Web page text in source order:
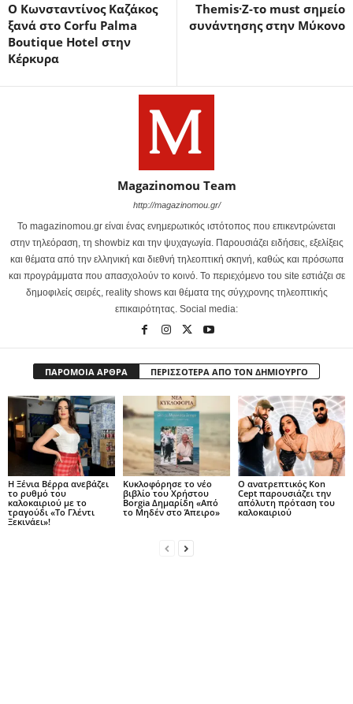
Ο Kωνσταντίνος Καζάκος
ξανά στο Corfu Palma
Boutique Hotel στην
Κέρκυρα
Themis·Z-το must σημείο
συνάντησης στην Μύκονο
Magazinomou Team
http://magazinomou.gr/
Το magazinomou.gr είναι ένας ενημερωτικός ιστότοπος που επικεντρώνεται
στην τηλεόραση, τη showbiz και την ψυχαγωγία. Παρουσιάζει ειδήσεις, εξελίξεις
και θέματα από την ελληνική και διεθνή τηλεοπτική σκηνή, καθώς και πρόσωπα
και προγράμματα που απασχολούν το κοινό. Το περιεχόμενο του site εστιάζει σε
δημοφιλείς σειρές, reality shows και θέματα της σύγχρονης τηλεοπτικής
επικαιρότητας. Social media:
ΠΑΡΟΜΟΙΑ ΑΡΘΡΑ ΠΕΡΙΣΣΟΤΕΡΑ ΑΠΟ ΤΟΝ ΔΗΜΙΟΥΡΓΟ
Η Ξένια Βέρρα ανεβάζει
το ρυθμό του
καλοκαιριού με το
τραγούδι «Το Γλέντι
Ξεκινάει»!
Κυκλοφόρησε το νέο
βιβλίο του Χρήστου
Borgia Δημαρίδη «Από
το Μηδέν στο Άπειρο»
Ο ανατρεπτικός Kon
Cept παρουσιάζει την
απόλυτη πρόταση του
καλοκαιριού